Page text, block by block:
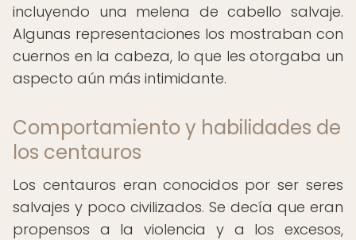
incluyendo una melena de cabello salvaje.
Algunas representaciones los mostraban con
cuernos en la cabeza, lo que les otorgaba un
aspecto aún más intimidante.
Comportamiento y habilidades de
los centauros
Los centauros eran conocidos por ser seres
salvajes y poco civilizados. Se decía que eran
propensos a la violencia y a los excesos,